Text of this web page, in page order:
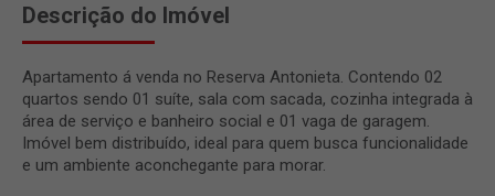
Descrição do Imóvel
Apartamento á venda no Reserva Antonieta. Contendo 02
quartos sendo 01 suíte, sala com sacada, cozinha integrada à
área de serviço e banheiro social e 01 vaga de garagem.
Imóvel bem distribuído, ideal para quem busca funcionalidade
e um ambiente aconchegante para morar.